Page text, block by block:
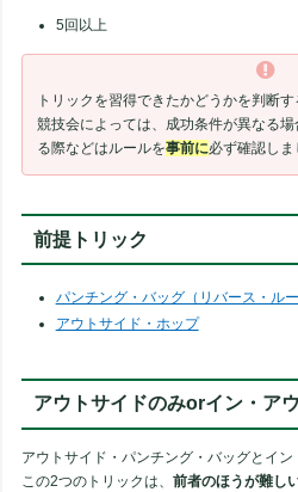
5回以上
トリックを習得できたかどうかを判断
競技会によっては、成功条件が異なる
る際などはルールを事前に必ず確認しま
前提トリック
パンチング・バッグ（リバース・ルー
アウトサイド・ホップ
アウトサイドのみorイン・ア
アウトサイド・パンチング・バッグとイン
この2つのトリックは、前者のほうが難し